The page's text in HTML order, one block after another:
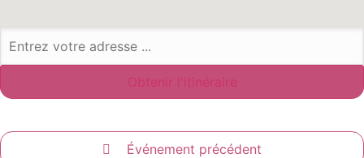
Événement précédent